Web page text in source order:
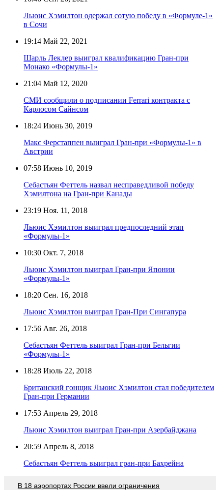
Льюис Хэмилтон одержал сотую победу в «Формуле-1»
в Сочи
19:14 Май 22, 2021
Шарль Леклер выиграл квалификацию Гран-при
Монако «Формулы-1»
21:04 Май 12, 2020
СМИ сообщили о подписании Ferrari контракта с
Карлосом Сайнсом
18:24 Июнь 30, 2019
Макс Ферстаппен выиграл Гран-при «Формулы-1» в
Австрии
07:58 Июнь 10, 2019
Себастьян Феттель назвал несправедливой победу
Хэмилтона на Гран-при Канады
23:19 Ноя. 11, 2018
Льюис Хэмилтон выиграл предпоследний этап
«Формулы-1»
10:30 Окт. 7, 2018
Льюис Хэмилтон выиграл Гран-при Японии
«Формулы-1»
18:20 Сен. 16, 2018
Льюис Хэмилтон выиграл Гран-При Сингапура
17:56 Авг. 26, 2018
Себастьян Феттель выиграл Гран-при Бельгии
«Формулы-1»
18:28 Июль 22, 2018
Британский гонщик Льюис Хэмилтон стал победителем
Гран-при Германии
17:53 Апрель 29, 2018
Льюис Хэмилтон выиграл Гран-при Азербайджана
20:59 Апрель 8, 2018
Себастьян Феттель выиграл гран-при Бахрейна
В 18 аэропортах России ввели ограничения